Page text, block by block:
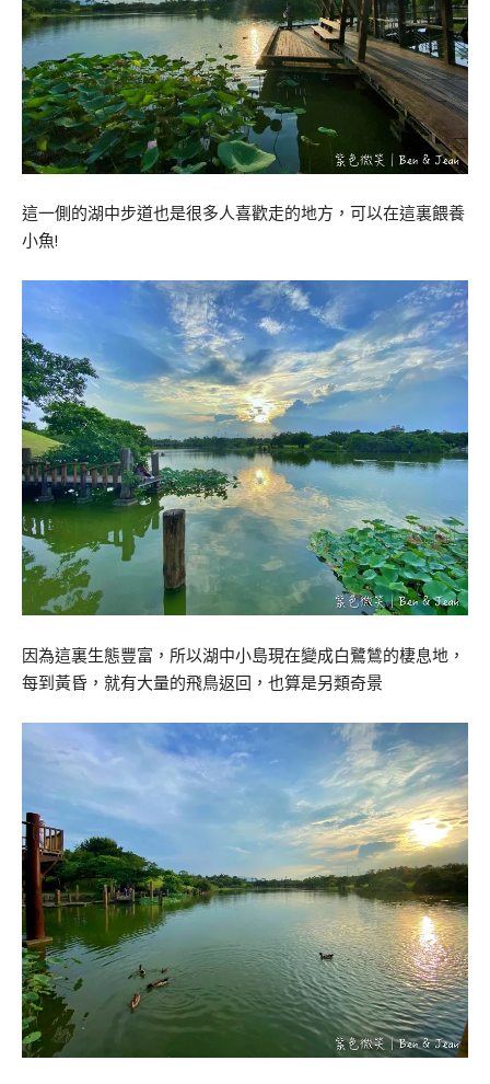
這一側的湖中步道也是很多人喜歡走的地方，可以在這裏餵養
小魚!
因為這裏生態豐富，所以湖中小島現在變成白鷺鷥的棲息地，
每到黃昏，就有大量的飛鳥返回，也算是另類奇景